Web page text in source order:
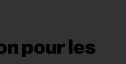
pour les